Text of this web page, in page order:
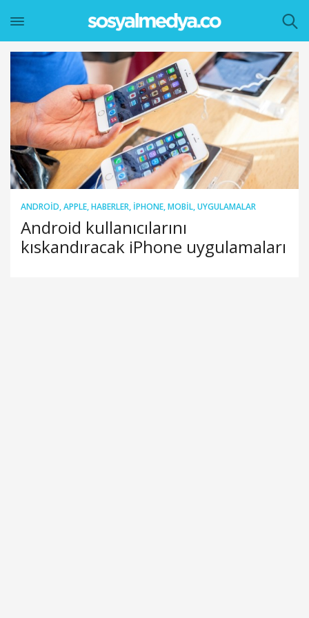
ANDROID,APPLE,HABERLER, IPHONE,MOBIL,UYGULAMALAR
Android kullanıcılarını
kıskandıracak iPhone uygulamaları